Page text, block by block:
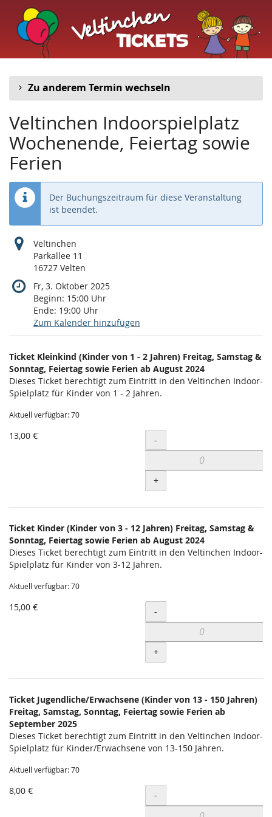
Zum
Haupt-
Inhalt
springen
Veltinchen
Indoorspielplatz
Zu anderem Termin wechseln
Veltinchen Indoorspielplatz
Wochenende, Feiertag sowie
Ferien
Der Buchungszeitraum für diese Veranstaltung
ist beendet.
Veltinchen
Parkallee 11
16727 Velten
Fr, 3. Oktober 2025
Beginn: 15:00 Uhr
Ende: 19:00 Uhr
Zum Kalender hinzufügen
Produkte
Unkategorisierte
Produkte
Ticket Kleinkind (Kinder von 1 - 2 Jahren) Freitag, Samstag &
Sonntag, Feiertag sowie Ferien ab August 2024
Dieses Ticket berechtigt zum Eintritt in den Veltinchen Indoor-
Spielplatz für Kinder von 1 - 2 Jahren.
Aktuell verfügbar: 70
13,00 € Menge
-
+
Ticket Kinder (Kinder von 3 - 12 Jahren) Freitag, Samstag &
Sonntag, Feiertag sowie Ferien ab August 2024
Dieses Ticket berechtigt zum Eintritt in den Veltinchen Indoor-
Spielplatz für Kinder von 3-12 Jahren.
Aktuell verfügbar: 70
15,00 € Menge
-
+
Ticket Jugendliche/Erwachsene (Kinder von 13 - 150 Jahren)
Freitag, Samstag, Sonntag, Feiertag sowie Ferien ab
September 2025
Dieses Ticket berechtigt zum Eintritt in den Veltinchen Indoor-
Spielplatz für Kinder/Erwachsene von 13-150 Jahren.
Aktuell verfügbar: 70
8,00 € Menge
-